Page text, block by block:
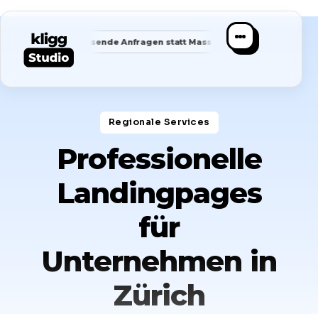
Passende Anfragen statt Masse ✦ Saubere Positionierung
Regionale Services​
Professionelle
Landingpages
für
Unternehmen in
Zürich